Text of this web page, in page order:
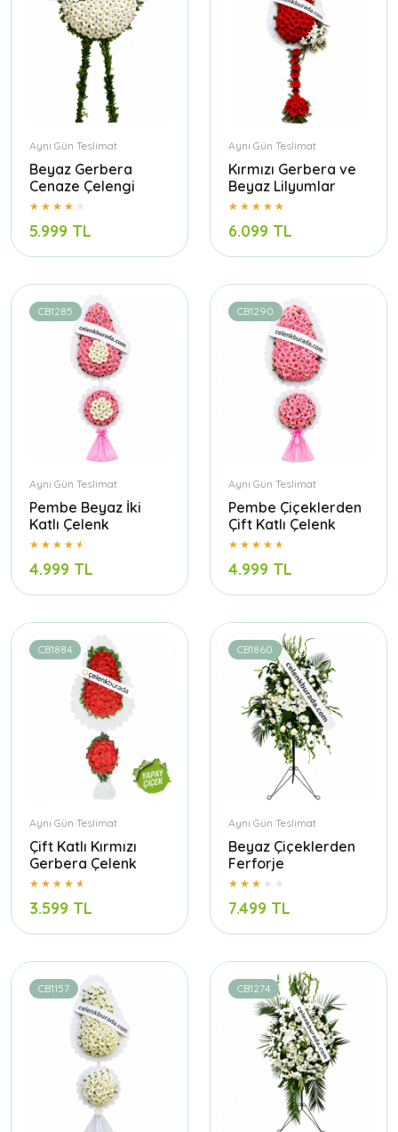
Aynı Gün Teslimat
Beyaz Gerbera
Cenaze Çelengi
5.999 TL
Aynı Gün Teslimat
Kırmızı Gerbera ve
Beyaz Lilyumlar
6.099 TL
CB1285
Aynı Gün Teslimat
Pembe Beyaz İki
Katlı Çelenk
4.999 TL
CB1290
Aynı Gün Teslimat
Pembe Çiçeklerden
Çift Katlı Çelenk
4.999 TL
CB1884
Aynı Gün Teslimat
Çift Katlı Kırmızı
Gerbera Çelenk
3.599 TL
CB1860
Aynı Gün Teslimat
Beyaz Çiçeklerden
Ferforje
7.499 TL
CB1157 CB1274